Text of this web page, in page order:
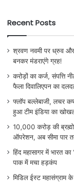
Recent Posts
श्रवण नवमी पर ध्रुव और
बनकर मंडराएंगे ग्रह!
करोड़ों का कर्ज, संपत्ति
फैला दिवालिएपन का
फ्लॉप बल्लेबाजी, लचर
हुआ टीम इंडिया का
10,000 करोड़ की
ऑपरेशन, अब सीमा पार
हिंद महासागर में भारत
पाक में मचा हड़कंप
मिडिल ईस्ट महासंग्राम के